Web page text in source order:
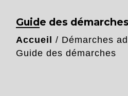
Guide des démarches
Accueil / Démarches
Guide des démarches